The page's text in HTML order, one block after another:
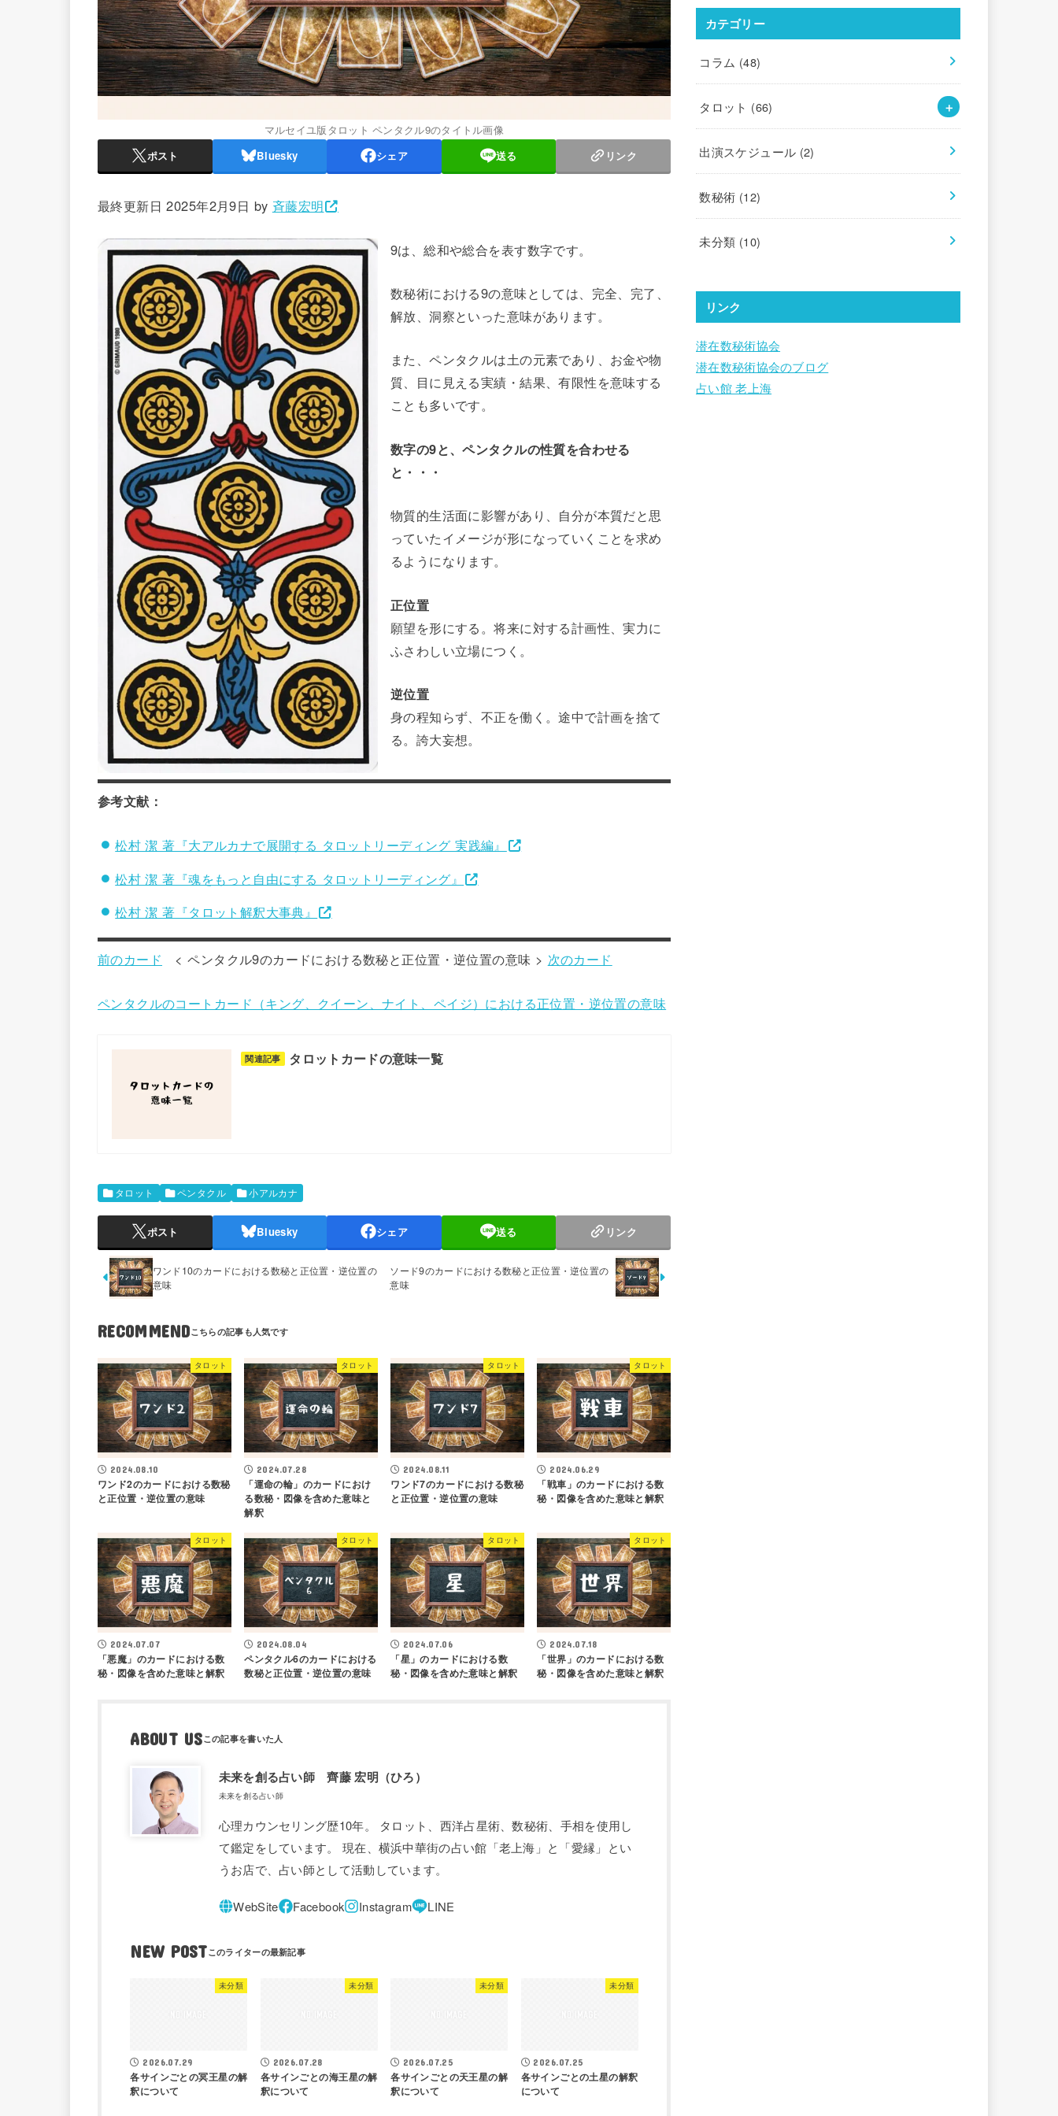
マルセイユ版タロット ペンタクル9のタイトル画像
ポスト
Bluesky シェア 送る リンク
最終更新日 2025年2月9日 by 斉藤宏明
9は、総和や総合を表す数字です。
数秘術における9の意味としては、完全、完了、
解放、洞察といった意味があります。
また、ペンタクルは土の元素であり、お金や物
質、目に見える実績・結果、有限性を意味する
ことも多いです。
数字の9と、ペンタクルの性質を合わせる
と・・・
物質的生活面に影響があり、自分が本質だと思
っていたイメージが形になっていくことを求め
るようになります。
正位置
願望を形にする。将来に対する計画性、実力に
ふさわしい立場につく。
逆位置
身の程知らず、不正を働く。途中で計画を捨て
る。誇大妄想。
参考文献：
松村 潔 著『大アルカナで展開する タロットリーディング 実践編』
松村 潔 著『魂をもっと自由にする タロットリーディング』
松村 潔 著『タロット解釈大事典』
前のカード < ペンタクル9のカードにおける数秘と正位置・逆位置の意味 > 次のカード
ペンタクルのコートカード（キング、クイーン、ナイト、ペイジ）における正位置・逆位置の意味
関連記事 タロットカードの意味一覧
タロット ペンタクル 小アルカナ
ポスト Bluesky シェア 送る リンク
ワンド10のカードにおける数秘と正位置・逆位置の
意味
ソード9のカードにおける数秘と正位置・逆位置の
意味
RECOMMEND
タロット
2024.08.10
ワンド2のカードにおける数秘
と正位置・逆位置の意味
タロット
2024.07.28
「運命の輪」のカードにおけ
る数秘・図像を含めた意味と
解釈
タロット
2024.08.11
ワンド7のカードにおける数秘
と正位置・逆位置の意味
タロット
2024.06.29
「戦車」のカードにおける数
秘・図像を含めた意味と解釈
タロット
2024.07.07
「悪魔」のカードにおける数
秘・図像を含めた意味と解釈
タロット
2024.08.04
ペンタクル6のカードにおける
数秘と正位置・逆位置の意味
タロット
2024.07.06
「星」のカードにおける数
秘・図像を含めた意味と解釈
タロット
2024.07.18
「世界」のカードにおける数
秘・図像を含めた意味と解釈
ABOUT US
未来を創る占い師 齊藤 宏明（ひろ）
未来を創る占い師
心理カウンセリング歴10年。 タロット、西洋占星術、数秘術、手相を使用し
て鑑定をしています。 現在、横浜中華街の占い館「老上海」と「愛縁」とい
うお店で、占い師として活動しています。
NEW POST
未分類
2026.07.29
各サインごとの冥王星の解
釈について
未分類
2026.07.28
各サインごとの海王星の解
釈について
未分類
2026.07.25
各サインごとの天王星の解
釈について
未分類
2026.07.25
各サインごとの土星の解釈
について
カテゴリー
コラム (48)
タロット (66)
出演スケジュール (2)
数秘術 (12)
未分類 (10)
リンク
潜在数秘術協会
潜在数秘術協会のブログ
占い館 老上海